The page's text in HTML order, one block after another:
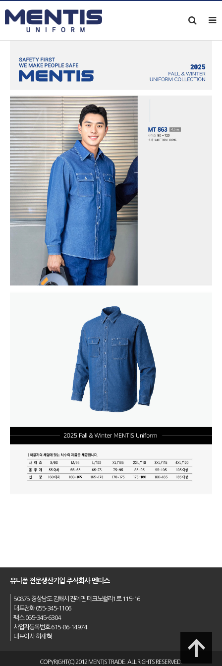
유니폼 전문생산기업 주식회사 멘티스
50875 경상남도 김해시 진례면 테크노밸리1로 115-16
대표전화 055-345-1106
팩스 055-345-6304
사업자등록번호 615-86-14974
대표이사 허재혁
COPYRIGHT(C) 2012 MENTIS TRADE. ALL RIGHTS RESERVED.